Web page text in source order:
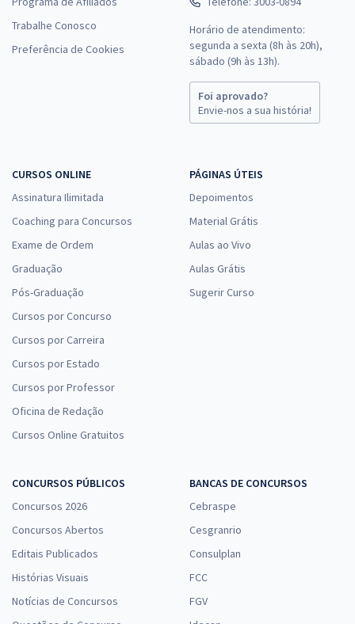
Trabalhe Conosco
Preferência de Cookies
Horário de atendimento:
segunda a sexta (8h às 20h),
sábado (9h às 13h).
Foi aprovado?
Envie-nos a sua história!
CURSOS ONLINE
Assinatura Ilimitada
Coaching para Concursos
Exame de Ordem
Graduação
Pós-Graduação
Cursos por Concurso
Cursos por Carreira
Cursos por Estado
Cursos por Professor
Oficina de Redação
Cursos Online Gratuitos
PÁGINAS ÚTEIS
Depoimentos
Material Grátis
Aulas ao Vivo
Aulas Grátis
Sugerir Curso
CONCURSOS PÚBLICOS
Concursos 2026
Concursos Abertos
Editais Publicados
Histórias Visuais
Notícias de Concursos
BANCAS DE CONCURSOS
Cebraspe
Cesgranrio
Consulplan
FCC
FGV